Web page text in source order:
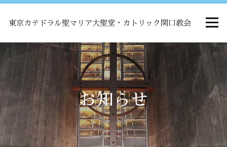
東京カテドラル聖マリア大聖堂・カトリック関口教会
HOME
ミサ
お知らせ
お知らせ